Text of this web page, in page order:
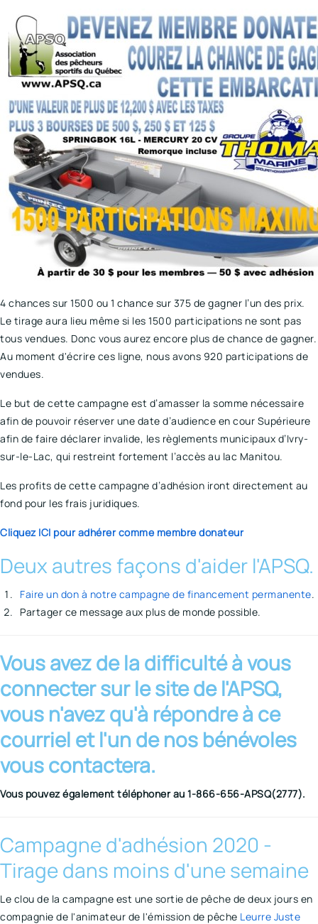
4 chances sur 1500 ou 1 chance sur 375 de gagner l’un des prix.
Le tirage aura lieu même si les 1500 participations ne sont pas
tous vendues. Donc vous aurez encore plus de chance de gagner.
Au moment d'écrire ces ligne, nous avons 920 participations de
vendues.
Le but de cette campagne est d’amasser la somme nécessaire
afin de pouvoir réserver une date d’audience en cour Supérieure
afin de faire déclarer invalide, les règlements municipaux d’Ivry-
sur-le-Lac, qui restreint fortement l’accès au lac Manitou.
Les profits de cette campagne d’adhésion iront directement au
fond pour les frais juridiques.
Cliquez ICI pour adhérer comme membre donateur
Deux autres façons d'aider l'APSQ.
Faire un don à notre campagne de financement permanente.
Partager ce message aux plus de monde possible.
Vous avez de la difficulté à vous
connecter sur le site de l'APSQ,
vous n'avez qu'à répondre à ce
courriel et l'un de nos bénévoles
vous contactera.
Vous pouvez également téléphoner au 1-866-656-APSQ(2777).
Campagne d'adhésion 2020 -
Tirage dans moins d'une semaine
Le clou de la campagne est une sortie de pêche de deux jours en
compagnie de l'animateur de l'émission de pêche Leurre Juste